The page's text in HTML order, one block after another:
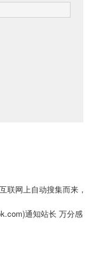
联网上自动搜集而来，
通知站长 万分感